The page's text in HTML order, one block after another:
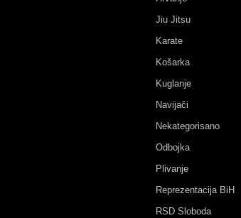
Jiu Jitsu
Karate
Košarka
Kuglanje
Navijači
Nekategorisano
Odbojka
Plivanje
Reprezentacija BiH
RSD Sloboda